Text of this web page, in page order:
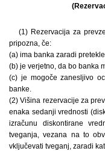
(1) Rezervacija za
pripozna, če:
(a) ima banka zaradi
(b) je verjetno, da bo banka
(c) je mogoče zanesljivo
banke.
(2) Višina rezervacije za
enaka sedanji vrednosti
izračunu diskontirane
tveganja, vezana na to
vključevati tveganj, zaradi